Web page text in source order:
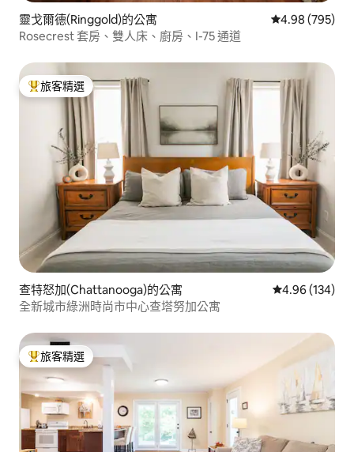
靈戈爾德(Ringgold)的公寓 從 795 則評價
4.98 (795)
Rosecrest 套房、雙人床、廚房、I-75 通道
旅客精選榜首
旅客精選
查特怒加(Chattanooga)的公寓 從 134 則評價
4.96 (134)
全新城市綠洲時尚市中心查塔努加公寓
旅客精選榜首
旅客精選